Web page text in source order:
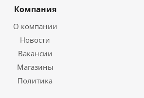
Компания
О компании
Новости
Вакансии
Магазины
Политика